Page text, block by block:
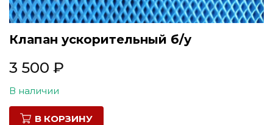
Клапан ускорительный б/у
3 500 ₽
В наличии
В КОРЗИНУ